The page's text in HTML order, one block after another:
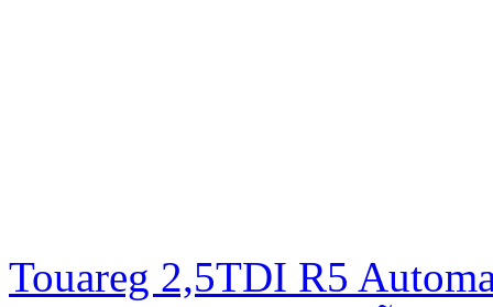
Touareg 2,5TDI R5